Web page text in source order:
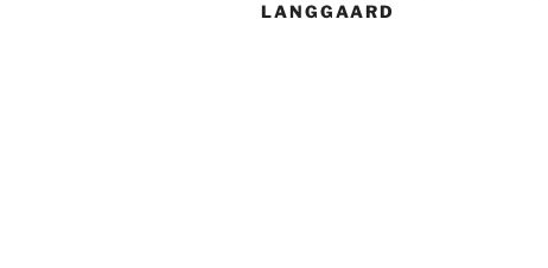
LANGGAARD